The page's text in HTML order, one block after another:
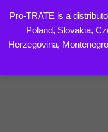
Pro-TRATE is a
Poland, Slovakia,
Herzegovina,
to